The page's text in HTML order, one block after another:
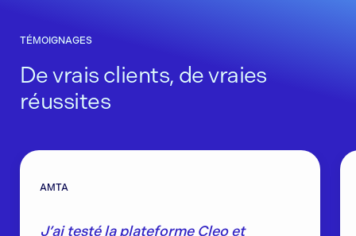
TÉMOIGNAGES
De vrais clients, de vraies
réussites
AMTA
J’ai testé la plateforme Cleo et